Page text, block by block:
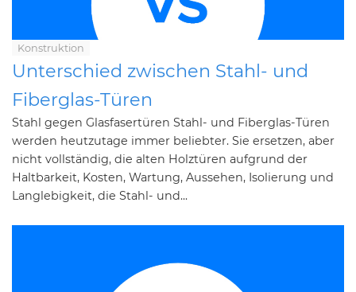
Konstruktion
Unterschied zwischen Stahl- und
Fiberglas-Türen
Stahl gegen Glasfasertüren Stahl- und Fiberglas-Türen
werden heutzutage immer beliebter. Sie ersetzen, aber
nicht vollständig, die alten Holztüren aufgrund der
Haltbarkeit, Kosten, Wartung, Aussehen, Isolierung und
Langlebigkeit, die Stahl- und...